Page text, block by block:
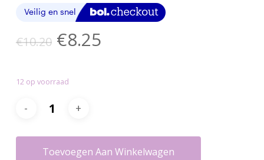
€10.20 Oorspronkelijke
was:
€10.20.
€8.25Huidige
12 op voorraad
Toevoegen Aan Winkelwagen